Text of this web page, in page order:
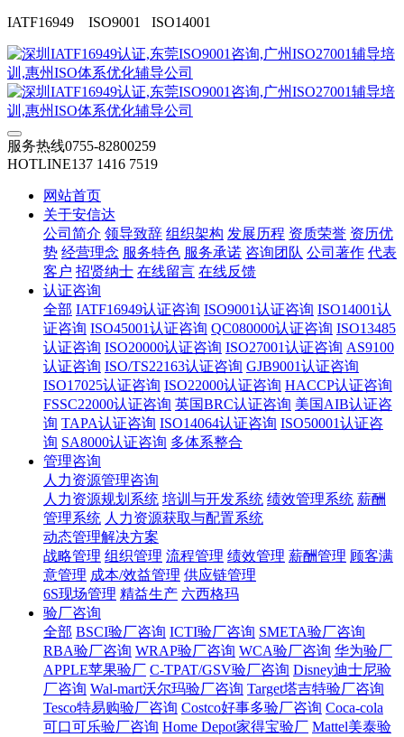
IATF16949 ISO9001 ISO14001
服务热线0755-82800259
HOTLINE137 1416 7519
网站首页
关于安信达
公司简介 领导致辞 组织架构 发展历程 资质荣誉 资历优
势 经营理念 服务特色 服务承诺 咨询团队 公司著作 代表
客户 招贤纳士 在线留言 在线反馈
认证咨询
全部 IATF16949认证咨询 ISO9001认证咨询 ISO14001认
证咨询 ISO45001认证咨询 QC080000认证咨询 ISO13485
认证咨询 ISO20000认证咨询 ISO27001认证咨询 AS9100
认证咨询 ISO/TS22163认证咨询 GJB9001认证咨询
ISO17025认证咨询 ISO22000认证咨询 HACCP认证咨询
FSSC22000认证咨询 英国BRC认证咨询 美国AIB认证咨
询 TAPA认证咨询 ISO14064认证咨询 ISO50001认证咨
询 SA8000认证咨询 多体系整合
管理咨询
人力资源管理咨询
人力资源规划系统 培训与开发系统 绩效管理系统 薪酬
管理系统 人力资源获取与配置系统
动态管理解决方案
战略管理 组织管理 流程管理 绩效管理 薪酬管理 顾客满
意管理 成本/效益管理 供应链管理
6S现场管理 精益生产 六西格玛
验厂咨询
全部 BSCI验厂咨询 ICTI验厂咨询 SMETA验厂咨询
RBA验厂咨询 WRAP验厂咨询 WCA验厂咨询 华为验厂
APPLE苹果验厂 C-TPAT/GSV验厂咨询 Disney迪士尼验
厂咨询 Wal-mart沃尔玛验厂咨询 Target塔吉特验厂咨询
Tesco特易购验厂咨询 Costco好事多验厂咨询 Coca-cola
可口可乐验厂咨询 Home Depot家得宝验厂 Mattel美泰验